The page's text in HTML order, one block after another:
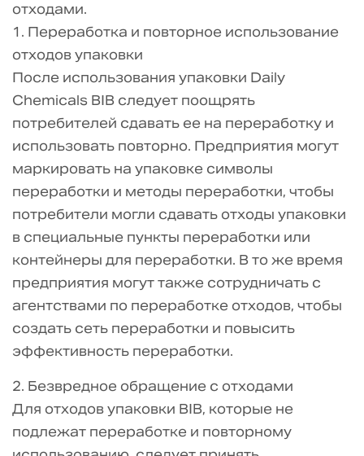
отходами.
1. Переработка и повторное использование
отходов упаковки
После использования упаковки Daily
Chemicals BIB следует поощрять
потребителей сдавать ее на переработку и
использовать повторно. Предприятия могут
маркировать на упаковке символы
переработки и методы переработки, чтобы
потребители могли сдавать отходы упаковки
в специальные пункты переработки или
контейнеры для переработки. В то же время
предприятия могут также сотрудничать с
агентствами по переработке отходов, чтобы
создать сеть переработки и повысить
эффективность переработки.
2. Безвредное обращение с отходами
Для отходов упаковки BIB, которые не
подлежат переработке и повторному